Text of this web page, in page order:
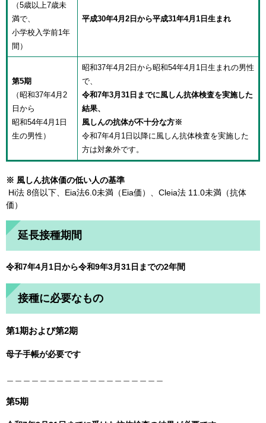
（5歳以上7歳未
満で、
小学校入学前1年
間）
平成30年4月2日から平成31年4月1日生まれ
第5期
（昭和37年4月2
日から
昭和54年4月1日
生の男性）
昭和37年4月2日から昭和54年4月1日生まれの男性
で、
令和7年3月31日までに風しん抗体検査を実施した
結果、
風しんの抗体が不十分な方※
令和7年4月1日以降に風しん抗体検査を実施した
方は対象外です。
※ 風しん抗体価の低い人の基準
Hi法 8倍以下、Eia法6.0未満（Eia価）、Cleia法 11.0未満（抗体
価）
延長接種期間
令和7年4月1日から令和9年3月31日までの2年間
接種に必要なもの
第1期および第2期
母子手帳が必要です
第5期